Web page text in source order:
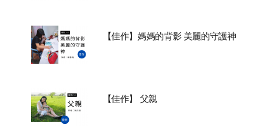
【佳作】媽媽的背影 美麗的守護神
【佳作】 父親